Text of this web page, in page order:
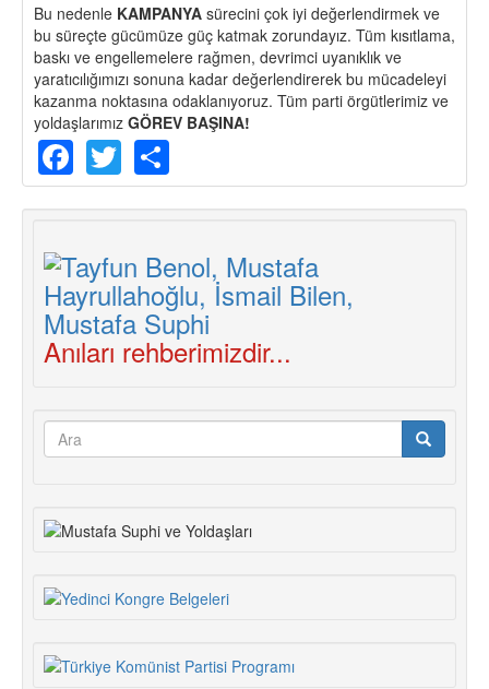
Bu nedenle KAMPANYA sürecini çok iyi değerlendirmek ve
bu süreçte gücümüze güç katmak zorundayız. Tüm kısıtlama,
baskı ve engellemelere rağmen, devrimci uyanıklık ve
yaratıcılığımızı sonuna kadar değerlendirerek bu mücadeleyi
kazanma noktasına odaklanıyoruz. Tüm parti örgütlerimiz ve
yoldaşlarımız GÖREV BAŞINA!
Facebook
Twitter
Anıları rehberimizdir...
Arama
formu